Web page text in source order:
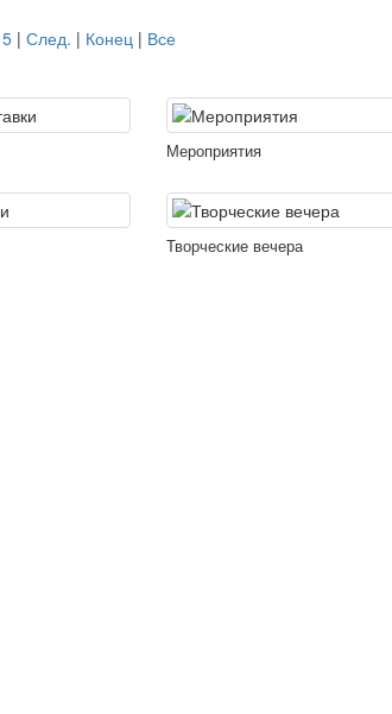
5 | След. | Конец | Все
Мероприятия
Творческие вечера